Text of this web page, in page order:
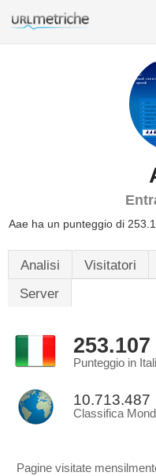
Aae ha un punteggio di
Analisi Visitatori
Server
253.107
Punteggio in
10.713.487
Classifica
Pagine visitate